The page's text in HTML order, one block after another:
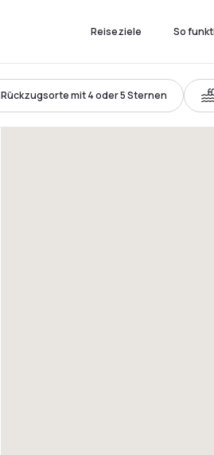
Reiseziele So
Rückzugsorte mit 4 oder 5 Sternen